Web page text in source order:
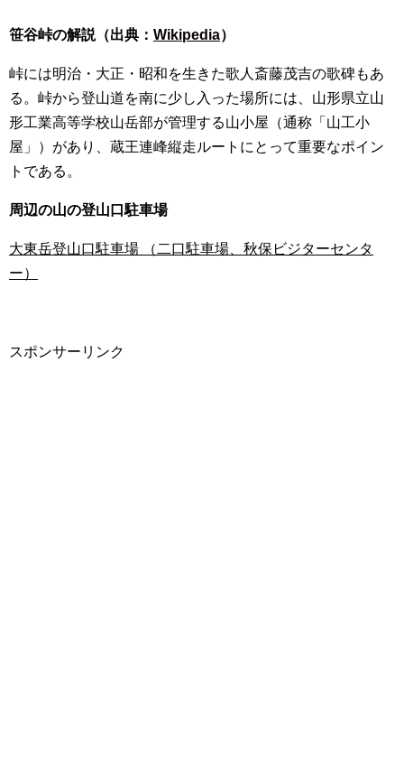
笹谷峠の解説（出典： Wikipedia）
峠には明治・大正・昭和を生きた歌人斎藤茂吉の歌碑もあ
る。峠から登山道を南に少し入った場所には、山形県立山
形工業高等学校山岳部が管理する山小屋（通称「山工小
屋」）があり、蔵王連峰縦走ルートにとって重要なポイン
トである。
周辺の山の登山口駐車場
大東岳登山口駐車場 （二口駐車場、秋保ビジターセンタ
ー）
スポンサーリンク